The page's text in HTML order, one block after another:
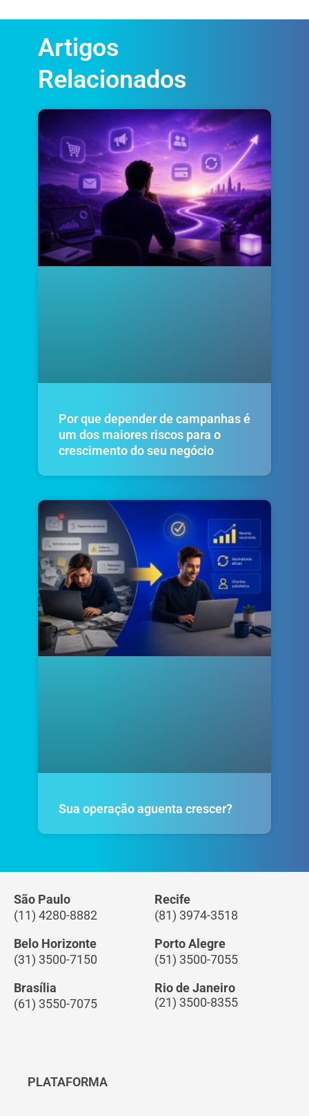
Artigos
Relacionados
Por que depender de campanhas é
um dos maiores riscos para o
crescimento do seu negócio
Sua operação aguenta crescer?
São Paulo
(11) 4280-8882
Recife
(81) 3974-3518
Belo Horizonte
(31) 3500-7150
Porto Alegre
(51) 3500-7055
Brasília
(61) 3550-7075
Rio de Janeiro
(21) 3500-8355
PLATAFORMA